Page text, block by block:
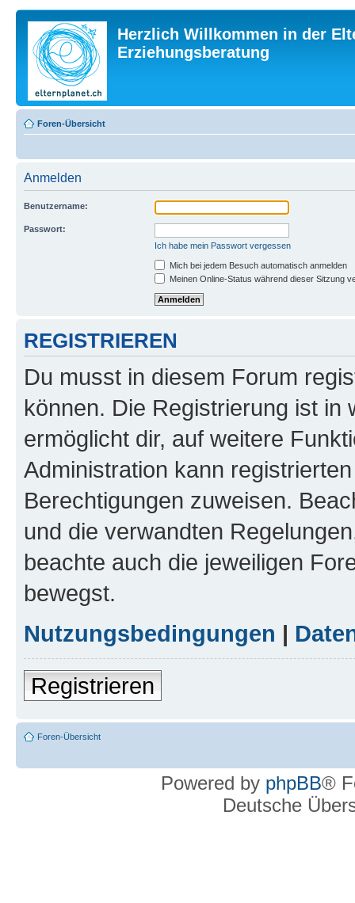
Herzlich Willkommen in der
Erziehungsberatung
Foren-Übersicht
Anmelden
Benutzername:
Passwort:
Ich habe mein Passwort vergessen
Mich bei jedem Besuch automatisch anmelden
Meinen Online-Status während dieser Sitzung
REGISTRIEREN
Du musst in diesem Forum
können. Die Registrierung ist in
ermöglicht dir, auf weitere
Administration kann
Berechtigungen zuweisen.
und die verwandten
beachte auch die jeweiligen
bewegst.
Nutzungsbedingungen |
Registrieren
Foren-Übersicht
Powered by phpBB®
Deutsche